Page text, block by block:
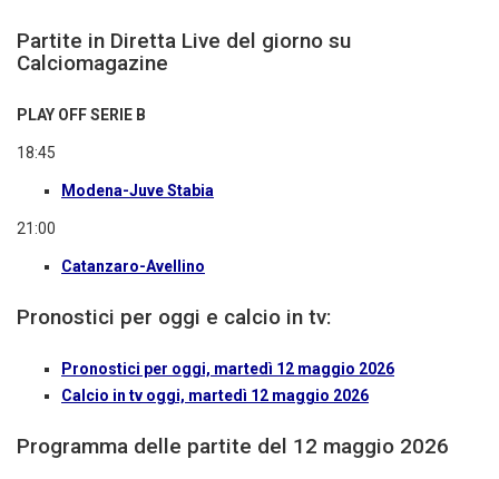
Partite in Diretta Live del giorno su
Calciomagazine
PLAY OFF SERIE B
18:45
Modena-Juve Stabia
21:00
Catanzaro-Avellino
Pronostici per oggi e calcio in tv:
Pronostici per oggi, martedì 12 maggio 2026
Calcio in tv oggi, martedì 12 maggio 2026
Programma delle partite del 12 maggio 2026